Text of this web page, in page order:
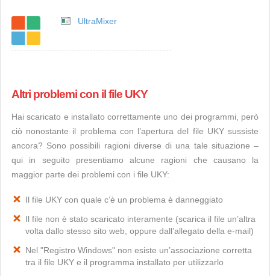
UltraMixer
Altri problemi con il file UKY
Hai scaricato e installato correttamente uno dei programmi, però
ciò nonostante il problema con l’apertura del file UKY sussiste
ancora? Sono possibili ragioni diverse di una tale situazione –
qui in seguito presentiamo alcune ragioni che causano la
maggior parte dei problemi con i file UKY:
Il file UKY con quale c’è un problema è danneggiato
Il file non è stato scaricato interamente (scarica il file un’altra
volta dallo stesso sito web, oppure dall’allegato della e-mail)
Nel "Registro Windows" non esiste un’associazione corretta
tra il file UKY e il programma installato per utilizzarlo